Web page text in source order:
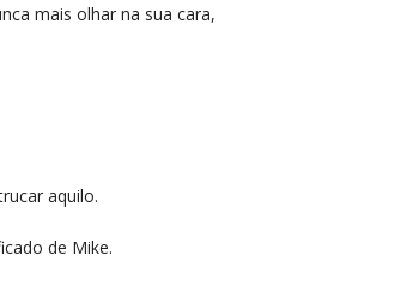
mais olhar na sua cara,
aquilo.
de Mike.